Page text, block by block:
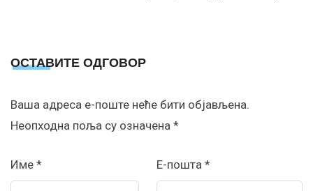
ОСТАВИТЕ ОДГОВОР
Ваша адреса е-поште неће бити објављена.
Неопходна поља су означена *
Име * Е-пошта *